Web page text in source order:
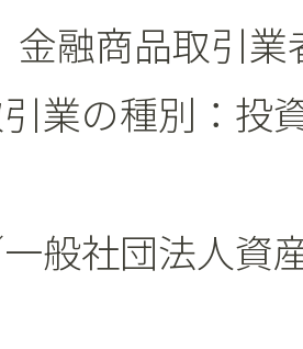
金融商品取引
業の種別：投
般社団法人資